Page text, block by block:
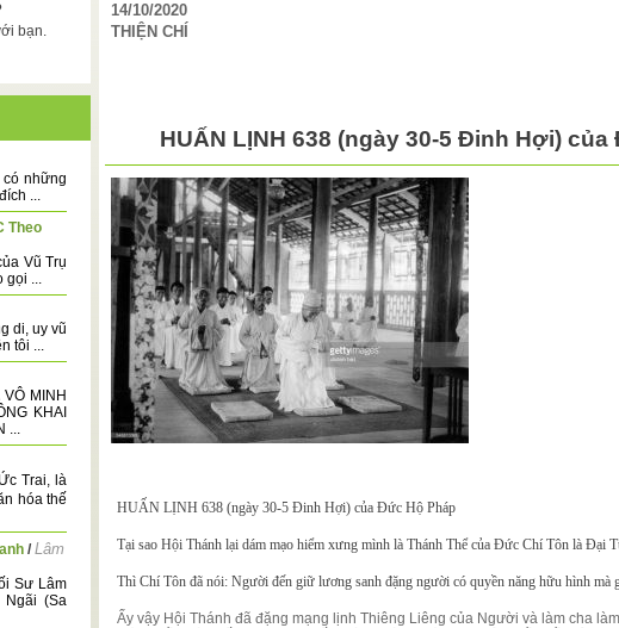
bạn.
những
...
Theo
Vũ Trụ
gọi ...
di, uy vũ
tôi ...
MINH
KHAI
...
Trai, là
hóa thế
/Lâm
Sư Lâm
Ngãi (Sa
14/10/2020
THIỆN CHÍ
HUẤN LỊNH 638 (ngày 30-5 Đinh Hợi)
HUẤN LỊNH 638 (ngày 30-5 Đinh Hợi) của Đức Hộ Pháp
Tại sao Hội Thánh lại dám mạo hiểm xưng mình là Thánh Thể của Đức Chí Tôn là Đại
Thì Chí Tôn đã nói: Người đến giữ lương sanh đặng người có quyền năng hữu hình mà
Ấy vậy Hội Thánh đã đặng mạng lịnh Thiêng Liêng của Người và làm cha